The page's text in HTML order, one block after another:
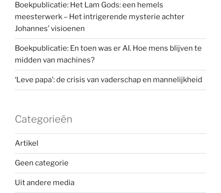
Boekpublicatie: Het Lam Gods: een hemels
meesterwerk – Het intrigerende mysterie achter
Johannes’ visioenen
Boekpublicatie: En toen was er AI. Hoe mens blijven te
midden van machines?
‘Leve papa’: de crisis van vaderschap en mannelijkheid
Categorieën
Artikel
Geen categorie
Uit andere media